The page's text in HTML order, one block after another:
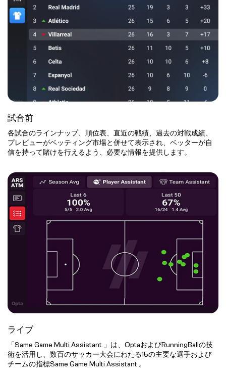
試合前
各試合のラインナップ、順位表、直近の戦績、過去の対戦成績、
プレビューがベッティング市場と併せて表示され、ベッターが自
信を持って賭けを行えるよう、必要な情報を提供します。
ライブ
「Same Game Multi Assistant 」は、OptaおよびRunningBallの技
術を活用し、数百のサッカー大会にわたる15の主要な選手および
チームの指標Same Game Multi Assistant 。